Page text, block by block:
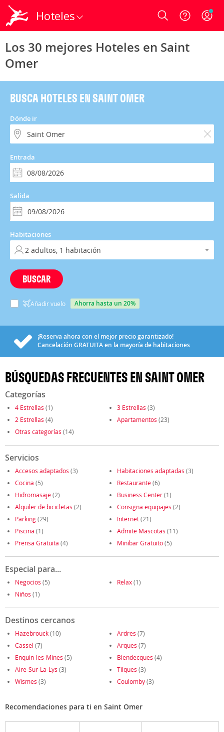
Hoteles Login
Los 30 mejores Hoteles en Saint
Omer
BUSCA HOTELES EN SAINT OMER
Dónde ir
Entrada
Salida
Habitaciones
BUSCAR
Añadir vuelo ahorra hasta un 20%
¡Reserva ahora con el mejor precio garantizado!
Cancelación GRATUITAen la mayoría de habitaciones
BÚSQUEDAS FRECUENTES EN SAINT OMER
Categorías
4 Estrellas (1) 3 Estrellas (3)
2 Estrellas (4) Apartamentos (23)
Otras categorías (14)
Servicios
Accesos adaptados (3) Habitaciones adaptadas (3)
Cocina (5) Restaurante(6)
Hidromasaje(2) Business Center(1)
Alquiler de bicicletas (2) Consigna equipajes (2)
Parking(29) Internet(21)
Piscina (1) Admite Mascotas (11)
Prensa Gratuita (4) Minibar Gratuito(5)
Especial para...
Negocios (5) Relax(1)
Niños (1)
Destinos cercanos
Hazebrouck(10) Ardres (7)
Cassel (7) Arques (7)
Enquin-les-Mines (5) Blendecques (4)
Aire-Sur-La-Lys (3) Tilques (3)
Wismes (3) Coulomby(3)
Recomendaciones para ti en Saint Omer